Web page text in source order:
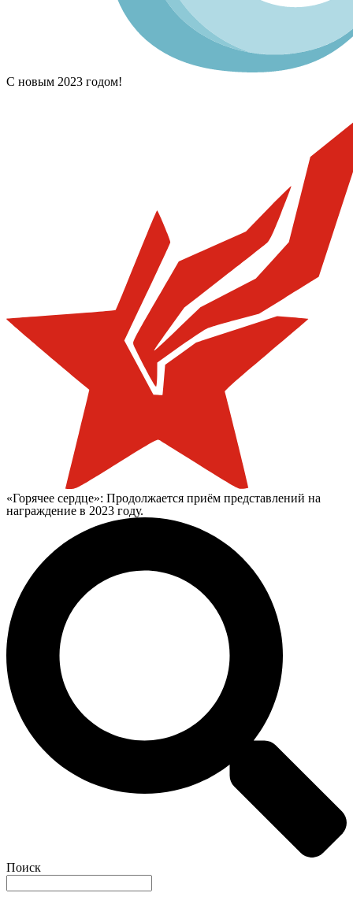
С новым 2023 годом!
«Горячее сердце»: Продолжается приём представлений на
награждение в 2023 году.
Поиск